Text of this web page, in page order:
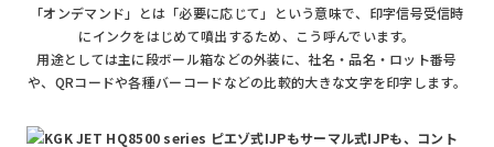
「オンデマンド」とは「必要に応じて」という意味で、印字信号受信時
にインクをはじめて噴出するため、こう呼んでいます。
用途としては主に段ボール箱などの外装に、社名・品名・ロット番号
や、QRコードや各種バーコードなどの比較的大きな文字を印字します。